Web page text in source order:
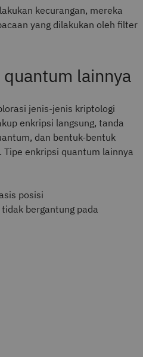
kecurangan, mereka
yang dilakukan oleh filter
lainnya
jenis-jenis kriptologi
enkripsi langsung, tanda
dan bentuk-bentuk
enkripsi quantum lainnya
posisi
bergantung pada